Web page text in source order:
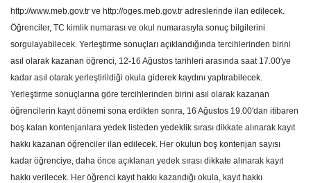
http://www.meb.gov.tr ve http://oges.meb.gov.tr adreslerinde ilan edilecek.
Öğrenciler, TC kimlik numarası ve okul numarasıyla sonuç bilgilerini
sorgulayabilecek. Yerleştirme sonuçları açıklandığında tercihlerinden birini
asıl olarak kazanan öğrenci, 12-16 Ağustos tarihleri arasında saat 17.00′ye
kadar asıl olarak yerleştirildiği okula giderek kaydını yaptırabilecek.
Yerleştirme sonuçlarına göre tercihlerinden birini asıl olarak kazanan
öğrencilerin kayıt dönemi sona erdikten sonra, 16 Ağustos 19.00′dan itibaren
boş kalan kontenjanlara yedek listeden yedeklik sırası dikkate alınarak kayıt
hakkı kazanan öğrenciler ilan edilecek. Her okulun boş kontenjan sayısı
kadar öğrenciye, daha önce açıklanan yedek sırası dikkate alınarak kayıt
hakkı verilecek. Her öğrenci kayıt hakkı kazandığı okula, kayıt hakkı